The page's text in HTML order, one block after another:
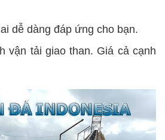
dễ dàng đáp ứng cho bạn.
vận tải giao than. Giá cả cạnh